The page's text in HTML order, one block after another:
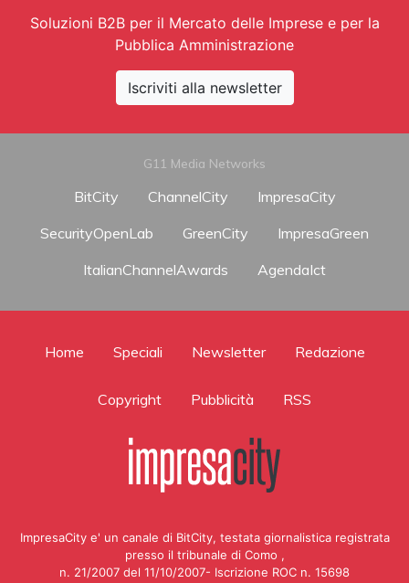
Soluzioni B2B per il Mercato delle Imprese e per la
Pubblica Amministrazione
Iscriviti alla newsletter
G11 Media Networks
BitCity ChannelCity
ImpresaCity
SecurityOpenLab
GreenCity
ImpresaGreen
ItalianChannelAwards
AgendaIct
Home Speciali Newsletter Redazione
Copyright Pubblicità RSS
ImpresaCity e' un canale di BitCity, testata giornalistica registrata
presso il tribunale di Como ,
n. 21/2007 del 11/10/2007- Iscrizione ROC n. 15698